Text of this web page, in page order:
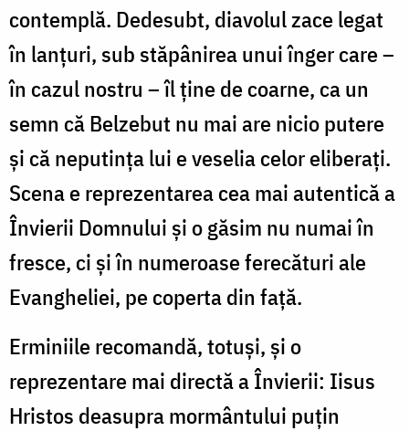
contemplă. Dedesubt, diavolul zace legat
în lanțuri, sub stăpânirea unui înger care –
în cazul nostru – îl ține de coarne, ca un
semn că Belzebut nu mai are nicio putere
și că neputința lui e veselia celor eliberați.
Scena e reprezentarea cea mai autentică a
Învierii Domnului și o găsim nu numai în
fresce, ci și în numeroase ferecături ale
Evangheliei, pe coperta din față.
Erminiile recomandă, totuși, și o
reprezentare mai directă a Învierii: Iisus
Hristos deasupra mormântului puțin